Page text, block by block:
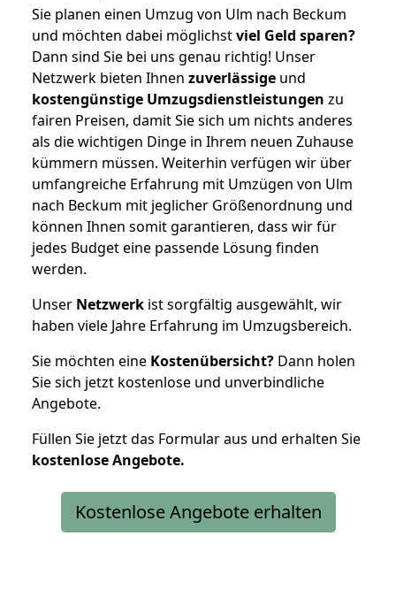
Sie planen einen Umzug von Ulm nach Beckum
und möchten dabei möglichstviel Geld sparen?
Dann sind Sie bei uns genau richtig! Unser
Netzwerk bieten Ihnen zuverlässige und
kostengünstige Umzugsdienstleistungen zu
fairen Preisen, damit Sie sich um nichts anderes
als die wichtigen Dinge in Ihrem neuen Zuhause
kümmern müssen. Weiterhin verfügen wir über
umfangreiche Erfahrung mit Umzügen von Ulm
nach Beckum mit jeglicher Größenordnung und
können Ihnen somit garantieren, dass wir für
jedes Budget eine passende Lösung finden
werden.
Unser Netzwerk ist sorgfältig ausgewählt, wir
haben viele Jahre Erfahrung im Umzugsbereich.
Sie möchten eine Kostenübersicht? Dann holen
Sie sich jetzt kostenlose und unverbindliche
Angebote.
Füllen Sie jetzt das Formular aus und erhalten Sie
kostenloseAngebote.
Kostenlose Angebote erhalten